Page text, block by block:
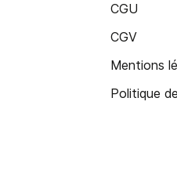
CGU
CGV
Mentions
Politique